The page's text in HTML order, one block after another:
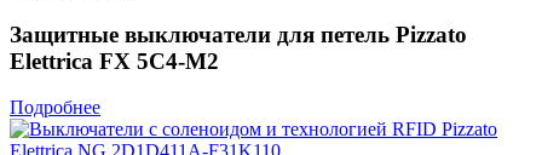
Защитные выключатели для петель Pizzato
Elettrica FX 5C4-M2
Подробнее